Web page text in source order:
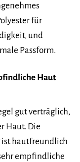
für
und
Passform.
Haut
gut verträglich,
Haut. Die
ist hautfreundlich
empfindliche